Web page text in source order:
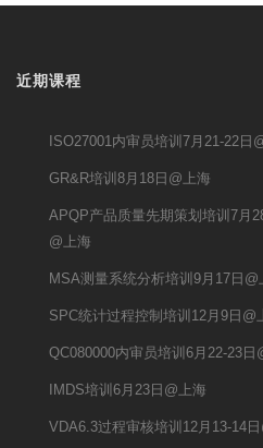
近期课程
ISO27001内审员培训7月21-22日
GR&R培训8月18日@上海
APQP产品质量先期策划培训7月
@上海
MSA测量系统分析培训9月17日@
SPC统计过程控制培训12月9日@
QC080000内审员培训6月22-23日
IMDS培训6月23日@上海
VDA6.3过程审核培训12月13-14